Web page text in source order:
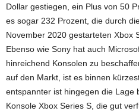
Dollar gestiegen, ein Plus von 50
es sogar 232 Prozent, die durch
November 2020 gestarteten Xbox
Ebenso wie Sony hat auch
hinreichend Konsolen zu
auf den Markt, ist es binnen
entspannter ist hingegen die Lage
Konsole Xbox Series S, die gut